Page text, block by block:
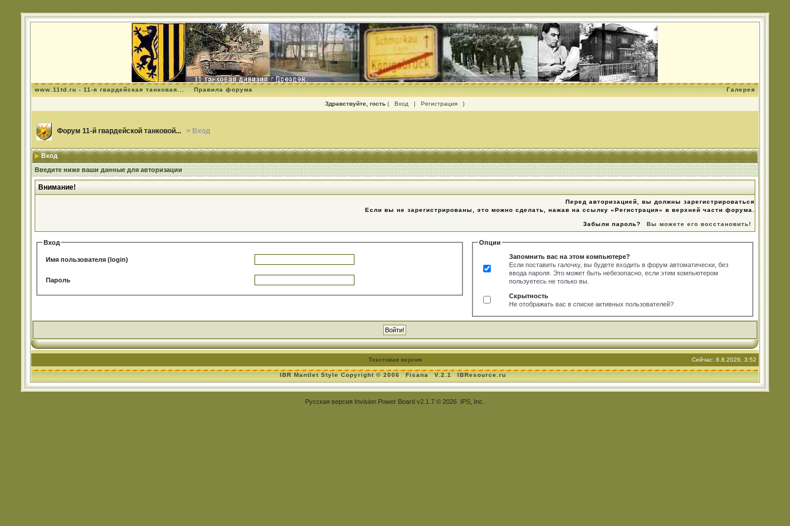
www.11td.ru - 11-я гвардейская танковая... Правила форума Галерея
Здравствуйте, гость ( Вход | Регистрация )
Форум 11-й гвардейской танковой... > Вход
Вход
Введите ниже ваши данные для авторизации
Внимание!
Перед авторизацией, вы должны зарегистрироваться
Если вы не зарегистрированы, это можно сделать, нажав на ссылку «Регистрация» в верхней части форума.
Забыли пароль? Вы можете его восстановить!
Вход
Имя пользователя (login)
Пароль
Опции
Запомнить вас на этом компьютере?
Если поставить галочку, вы будете входить в форум автоматически, без
ввода пароля. Это может быть небезопасно, если этим компьютером
пользуетесь не только вы.
Скрытность
Не отображать вас в списке активных пользователей?
Текстовая версия Сейчас: 8.8.2026, 3:52
IBR Mantlet Style Copyright © 2006 Fisana V.2.1 IBResource.ru
Русская версия Invision Power Board v2.1.7 © 2026 IPS, Inc.